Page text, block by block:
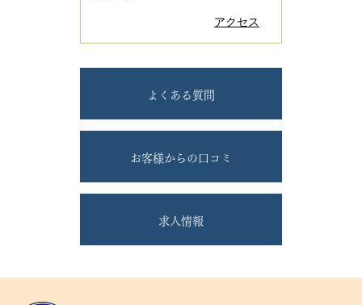
アクセス
よくある質問
お客様からの口コミ
求人情報